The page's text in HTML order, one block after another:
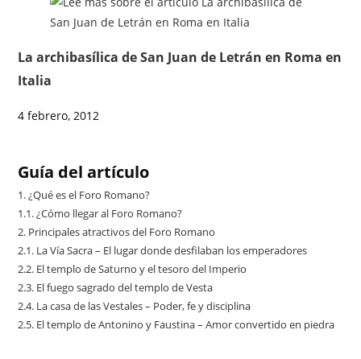
La archibasílica de San Juan de Letrán en Roma en
Italia
4 febrero, 2012
Guía del artículo
1.¿Qué es el Foro Romano?
1.1.¿Cómo llegar al Foro Romano?
2. Principales atractivos del Foro Romano
2.1. La Vía Sacra – El lugar donde desfilaban los emperadores
2.2. El templo de Saturno y el tesoro del Imperio
2.3. El fuego sagrado del templo de Vesta
2.4. La casa de las Vestales – Poder, fe y disciplina
2.5. El templo de Antonino y Faustina – Amor convertido en piedra